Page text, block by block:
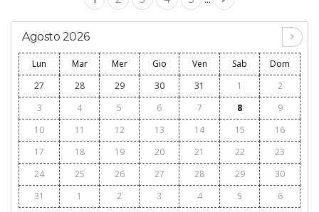
Agosto 2026
Lun Mar Mer Gio Ven Sab
Dom
27
28 29 30 31 1
2
3
4 5 6 7 8
9
10
11 12 13 14 15
16
17
18 19 20 21 22
23
24
25 26 27 28 29
30
31
1 2 3 4 5 6